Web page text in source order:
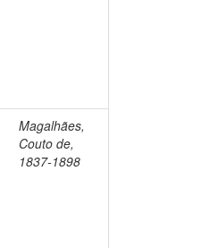
Magalhães,
Couto de,
1837-1898